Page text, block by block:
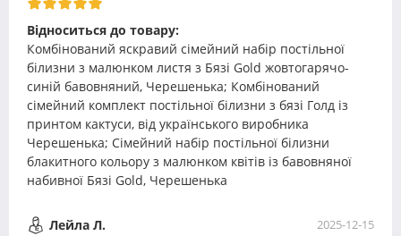
Відноситься до товару:
Комбінований яскравий сімейний набір постільної
білизни з малюнком листя з Бязі Gold жовтогарячо-
синій бавовняний, Черешенька; Комбінований
сімейний комплект постільної білизни з бязі Голд із
принтом кактуси, від українського виробника
Черешенька; Сімейний набір постільної білизни
блакитного кольору з малюнком квітів із бавовняної
набивної Бязі Gold, Черешенька
Лейла Л. 2025-12-15